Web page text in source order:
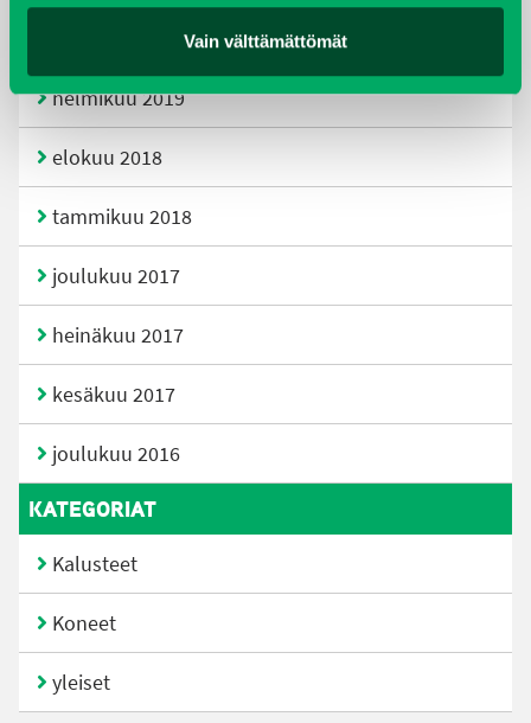
Vain välttämättömät
helmikuu 2019
elokuu 2018
tammikuu 2018
joulukuu 2017
heinäkuu 2017
kesäkuu 2017
joulukuu 2016
KATEGORIAT
Kalusteet
Koneet
yleiset